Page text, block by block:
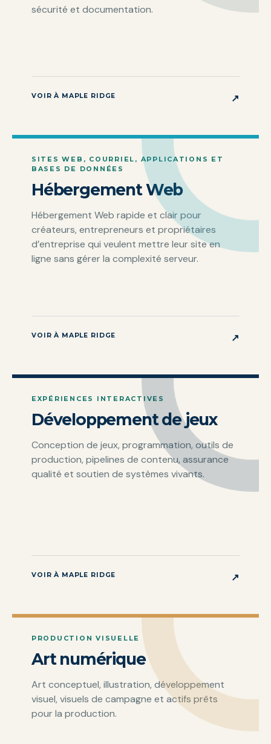
sécurité et documentation.
VOIR À MAPLE RIDGE ↗
SITES WEB, COURRIEL, APPLICATIONS ET
BASES DE DONNÉES
Hébergement Web
Hébergement Web rapide et clair pour
créateurs, entrepreneurs et propriétaires
d’entreprise qui veulent mettre leur site en
ligne sans gérer la complexité serveur.
VOIR À MAPLE RIDGE ↗
EXPÉRIENCES INTERACTIVES
Développement de jeux
Conception de jeux, programmation, outils de
production, pipelines de contenu, assurance
qualité et soutien de systèmes vivants.
VOIR À MAPLE RIDGE ↗
PRODUCTION VISUELLE
Art numérique
Art conceptuel, illustration, développement
visuel, visuels de campagne et actifs prêts
pour la production.